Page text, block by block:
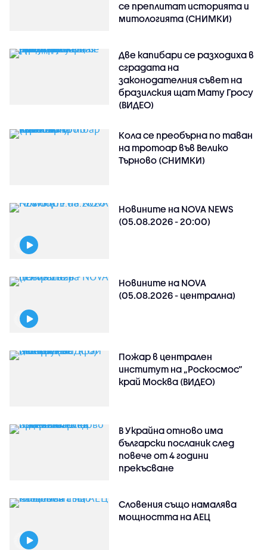
се преплитат историята и
митологията (СНИМКИ)
Две капибари се разходиха в
сградата на
законодателния съвет на
бразилския щат Мату Гросу
(ВИДЕО)
Кола се преобърна по таван
на тротоар във Велико
Търново (СНИМКИ)
Новините на NOVA NEWS
(05.08.2026 - 20:00)
Новините на NOVA
(05.08.2026 - централна)
Пожар в централен
институт на „Роскосмос“
край Москва (ВИДЕО)
В Украйна отново има
български посланик след
повече от 4 години
прекъсване
Словения също намалява
мощността на АЕЦ